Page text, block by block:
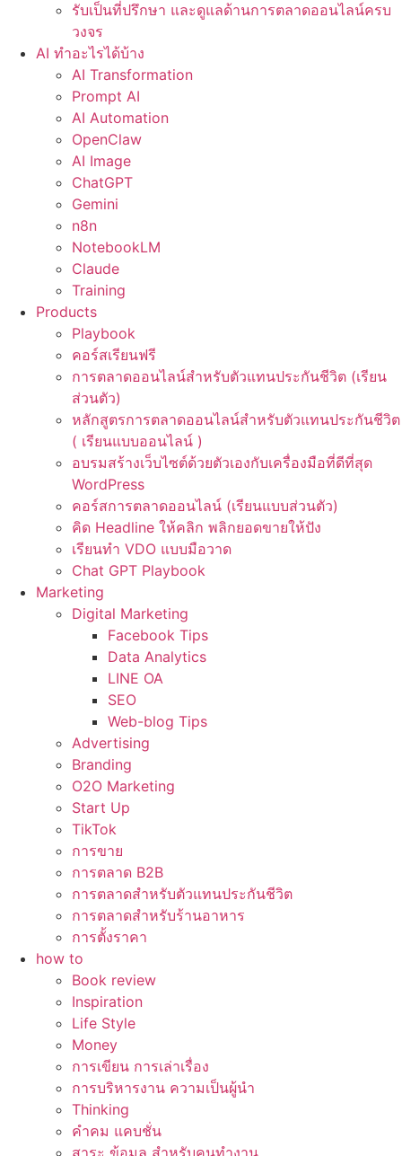
รับเป็นที่ปรึกษา และดูแลด้านการตลาดออนไลน์ครบ
วงจร
AI ทำอะไรได้บ้าง
AI Transformation
Prompt AI
AI Automation
OpenClaw
AI Image
ChatGPT
Gemini
n8n
NotebookLM
Claude
Training
Products
Playbook
คอร์สเรียนฟรี
การตลาดออนไลน์สำหรับตัวแทนประกันชีวิต (เรียน
ส่วนตัว)
หลักสูตรการตลาดออนไลน์สำหรับตัวแทนประกันชีวิต
( เรียนแบบออนไลน์ )
อบรมสร้างเว็บไซต์ด้วยตัวเองกับเครื่องมือที่ดีที่สุด
WordPress
คอร์สการตลาดออนไลน์ (เรียนแบบส่วนตัว)
คิด Headline ให้คลิก พลิกยอดขายให้ปัง
เรียนทำ VDO แบบมือวาด
Chat GPT Playbook
Marketing
Digital Marketing
Facebook Tips
Data Analytics
LINE OA
SEO
Web-blog Tips
Advertising
Branding
O2O Marketing
Start Up
TikTok
การขาย
การตลาด B2B
การตลาดสำหรับตัวแทนประกันชีวิต
การตลาดสำหรับร้านอาหาร
การตั้งราคา
how to
Book review
Inspiration
Life Style
Money
การเขียน การเล่าเรื่อง
การบริหารงาน ความเป็นผู้นำ
Thinking
คำคม แคบชั่น
สาระ ข้อมูล สำหรับคนทำงาน